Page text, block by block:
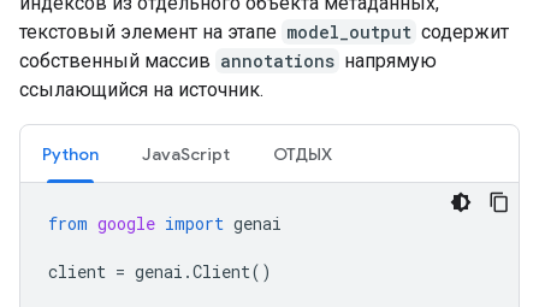
текстовый элемент на этапе model_output содержит
собственный массив annotations напрямую
ссылающийся на источник.
Python JavaScript ОТДЫХ
from google import genai
client = genai .Client()